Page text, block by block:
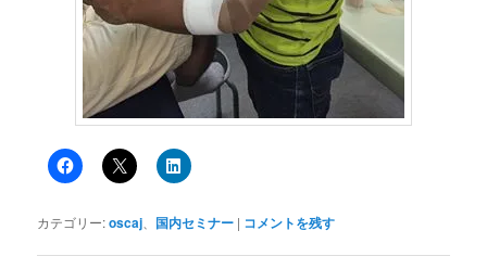
カテゴリー:oscaj 国内セミナー | コメントを残す